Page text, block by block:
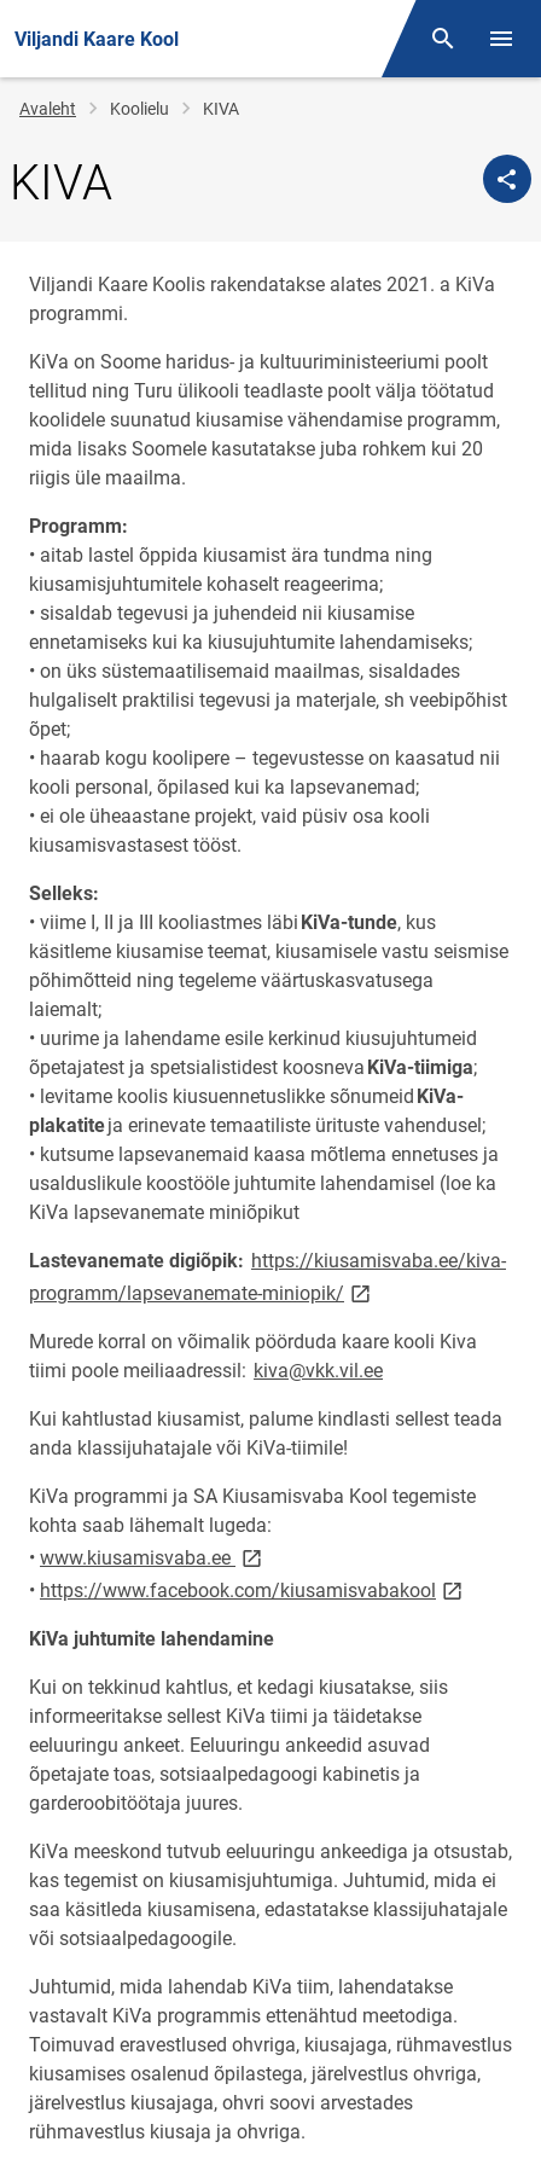
Viljandi Kaare Kool Otsing
Jälglink
Avaleht Koolielu KIVA
KIVA
Viljandi Kaare Koolis rakendatakse alates 2021. a KiVa
programmi.
KiVa on Soome haridus- ja kultuuriministeeriumi poolt
tellitud ning Turu ülikooli teadlaste poolt välja töötatud
koolidele suunatud kiusamise vähendamise programm,
mida lisaks Soomele kasutatakse juba rohkem kui 20
riigis üle maailma.
Programm:
• aitab lastel õppida kiusamist ära tundma ning
kiusamisjuhtumitele kohaselt reageerima;
• sisaldab tegevusi ja juhendeid nii kiusamise
ennetamiseks kui ka kiusujuhtumite lahendamiseks;
• on üks süstemaatilisemaid maailmas, sisaldades
hulgaliselt praktilisi tegevusi ja materjale, sh veebipõhist
õpet;
• haarab kogu koolipere – tegevustesse on kaasatud nii
kooli personal, õpilased kui ka lapsevanemad;
• ei ole üheaastane projekt, vaid püsiv osa kooli
kiusamisvastasest tööst.
Selleks:
• viime I, II ja III kooliastmes läbi KiVa-tunde, kus
käsitleme kiusamise teemat, kiusamisele vastu seismise
põhimõtteid ning tegeleme väärtuskasvatusega
laiemalt;
• uurime ja lahendame esile kerkinud kiusujuhtumeid
õpetajatest ja spetsialistidest koosneva KiVa-tiimiga;
• levitame koolis kiusuennetuslikke sõnumeid KiVa-
plakatiteja erinevate temaatiliste ürituste vahendusel;
• kutsume lapsevanemaid kaasa mõtlema ennetuses ja
usalduslikule koostööle juhtumite lahendamisel (loe ka
KiVa lapsevanemate miniõpikut
Lastevanemate digiõpik: https://kiusamisvaba.ee/kiva-
programm/lapsevanemate-miniopik/ link opens on new
Murede korral on võimalik pöörduda kaare kooli Kiva
tiimi poole meiliaadressil: kiva@vkk.vil.ee
Kui kahtlustad kiusamist, palume kindlasti sellest teada
anda klassijuhatajale või KiVa-tiimile!
KiVa programmi ja SA Kiusamisvaba Kool tegemiste
kohta saab lähemalt lugeda:
• www.kiusamisvaba.ee link opens on new page
• https://www.facebook.com/kiusamisvabakool link opens
KiVa juhtumite lahendamine
Kui on tekkinud kahtlus, et kedagi kiusatakse, siis
informeeritakse sellest KiVa tiimi ja täidetakse
eeluuringu ankeet. Eeluuringu ankeedid asuvad
õpetajate toas, sotsiaalpedagoogi kabinetis ja
garderoobitöötaja juures.
KiVa meeskond tutvub eeluuringu ankeediga ja otsustab,
kas tegemist on kiusamisjuhtumiga. Juhtumid, mida ei
saa käsitleda kiusamisena, edastatakse klassijuhatajale
või sotsiaalpedagoogile.
Juhtumid, mida lahendab KiVa tiim, lahendatakse
vastavalt KiVa programmis ettenähtud meetodiga.
Toimuvad eravestlused ohvriga, kiusajaga, rühmavestlus
kiusamises osalenud õpilastega, järelvestlus ohvriga,
järelvestlus kiusajaga, ohvri soovi arvestades
rühmavestlus kiusaja ja ohvriga.